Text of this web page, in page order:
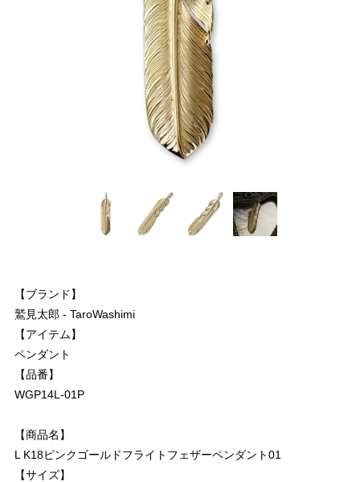
【ブランド】
鷲見太郎 - TaroWashimi
【アイテム】
ペンダント
【品番】
WGP14L-01P
【商品名】
L K18ピンクゴールドフライトフェザーペンダント01
【サイズ】